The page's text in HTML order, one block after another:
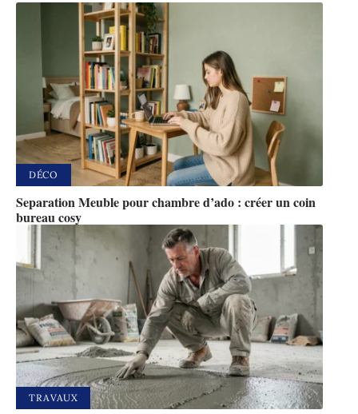
DÉCO
Separation Meuble pour chambre d’ado : créer un coin
bureau cosy
TRAVAUX